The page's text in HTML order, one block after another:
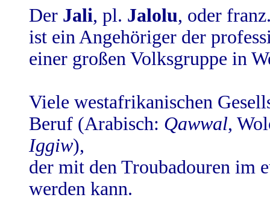
Der Jali, pl. Jalolu, oder
ist ein Angehöriger der
einer großen Volksgruppe in
Viele westafrikanischen
Beruf (Arabisch: Qawwal,
Iggiw),
der mit den Troubadouren im
werden kann.